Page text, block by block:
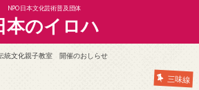
NPO日本文化芸術普及団体
本のイロハ
文化親子教室 開催のおしらせ
三味線